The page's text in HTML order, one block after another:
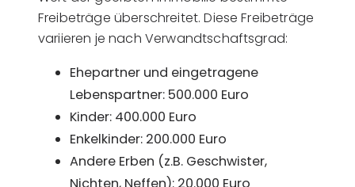
Freibeträge überschreitet. Diese Freibeträge
variieren je nach Verwandtschaftsgrad:
Ehepartner und eingetragene
Lebenspartner: 500.000 Euro
Kinder: 400.000 Euro
Enkelkinder: 200.000 Euro
Andere Erben (z.B. Geschwister,